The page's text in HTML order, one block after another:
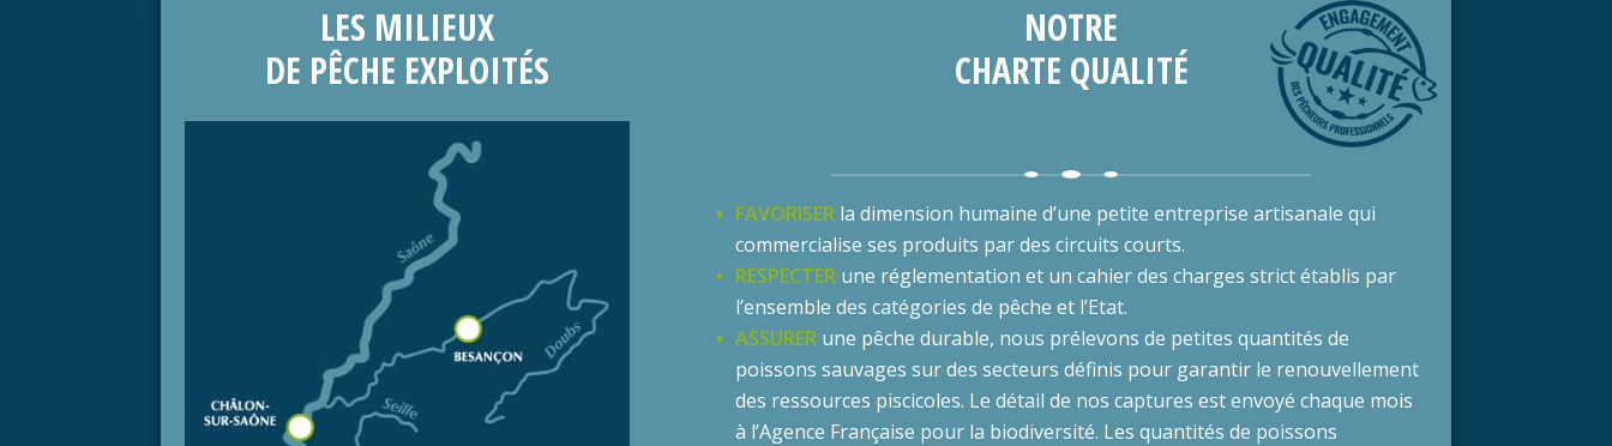
LES MILIEUX
DE PÊCHE EXPLOITÉS
NOTRE
CHARTE QUALITÉ
FAVORISER la dimension humaine d’une petite entreprise artisanale qui
commercialise ses produits par des circuits courts.
RESPECTER une réglementation et un cahier des charges strict établis par
l’ensemble des catégories de pêche et l’Etat.
ASSURER une pêche durable, nous prélevons de petites quantités de
poissons sauvages sur des secteurs définis pour garantir le renouvellement
des ressources piscicoles. Le détail de nos captures est envoyé chaque mois
à l’Agence Française pour la biodiversité. Les quantités de poissons